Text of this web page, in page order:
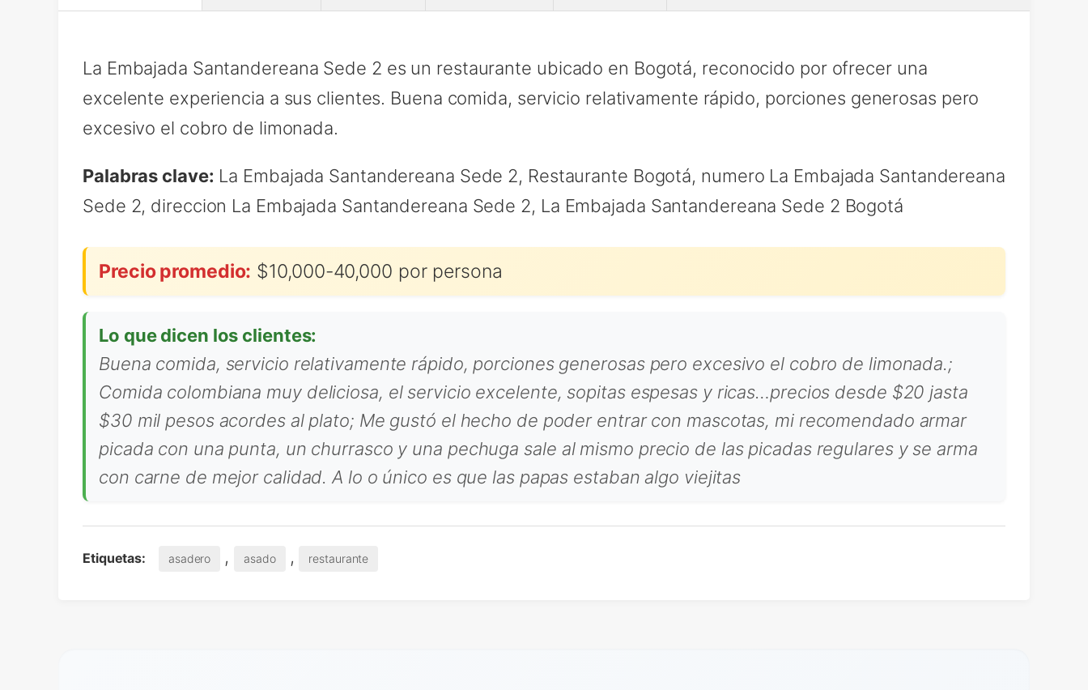
La Embajada Santandereana Sede 2 es un restaurante ubicado en Bogotá, reconocido por ofrecer una
excelente experiencia a sus clientes. Buena comida, servicio relativamente rápido, porciones generosas pero
excesivo el cobro de limonada.
Palabras clave: La Embajada Santandereana Sede 2, Restaurante Bogotá, numero La Embajada Santandereana
Sede 2, direccion La Embajada Santandereana Sede 2, La Embajada Santandereana Sede 2 Bogotá
Precio promedio: $10,000-40,000 por persona
Lo que dicen los clientes:
Buena comida, servicio relativamente rápido, porciones generosas pero excesivo el cobro de limonada.;
Comida colombiana muy deliciosa, el servicio excelente, sopitas espesas y ricas…precios desde $20 jasta
$30 mil pesos acordes al plato; Me gustó el hecho de poder entrar con mascotas, mi recomendado armar
picada con una punta, un churrasco y una pechuga sale al mismo precio de las picadas regulares y se arma
con carne de mejor calidad. A lo o único es que las papas estaban algo viejitas
Etiquetas: asadero , asado , restaurante